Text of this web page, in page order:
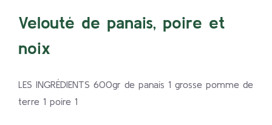
Velouté de panais, poire et
noix
LES INGRÉDIENTS 600gr de panais 1 grosse pomme de
terre 1 poire 1